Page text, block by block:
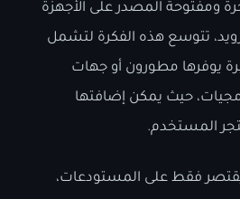
ومفتوحة المصدر على الأجهزة
تتوسع هذه الفكرة لتشمل
يوفرها مطورون أو جهات
حيث يمكن إضافتها
المستخدم.
فقط على المستودعات،